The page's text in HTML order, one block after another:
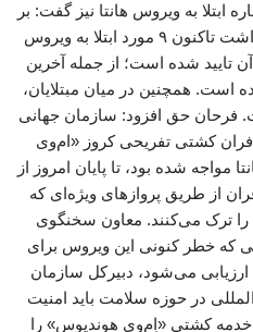
به ویروس هانتا نیز گفت: بر
اساس اعلام سازمان جهانی بهداشت تاکنون ۹ مورد ابتلا به ویروس
شده که ۷ مورد آن تایید شده است؛ از جمله آخرین
همچنین در میان مبتلایان،
حق افزود: سازمان جهانی
کشتی تفریحی کروز «ام‌وی
شده بود، تا پایان امروز از
از طریق پروازهای ویژه‌ای که
را ترک می‌کنند. معاون سخنگوی
که خطر کنونی این ویروس برای
می‌شود، دبیرکل سازمان
در حوزه سلامت باید امنیت
خدمه کشتی «اِم‌وی هوندیوس» را